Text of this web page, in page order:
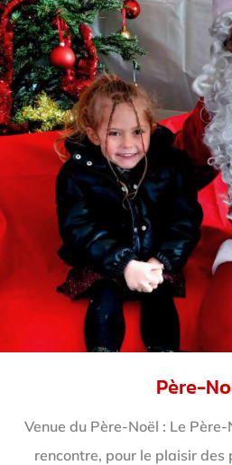
Père-
Venue du Père-Noël : Le
rencontre, pour le plaisir